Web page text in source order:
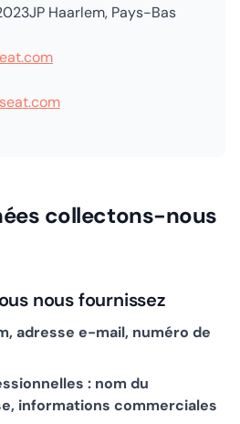
Haarlem, Pays-Bas
collectons-nous
nous fournissez
adresse e-mail, numéro de
: nom du
informations commerciales